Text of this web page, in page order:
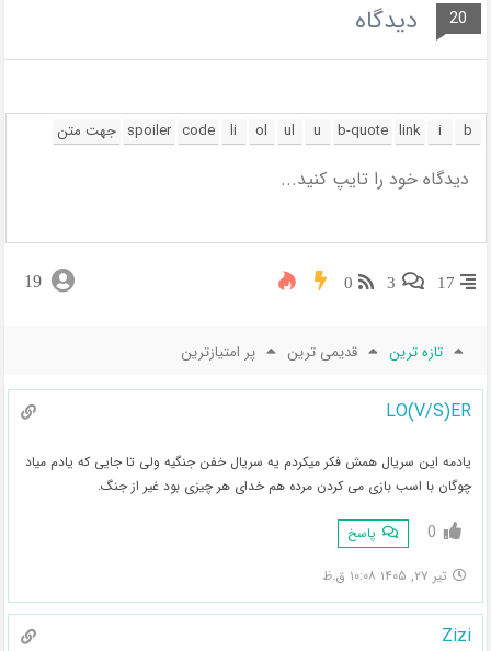
20 دیدگاه
17
3
0
19
تازه ترین قدیمی ترین پر امتیازترین
LO(V/S)ER
یادمه این سریال همش فکر میکردم یه سریال خفن جنگیه ولی تا جایی که یادم میاد
چوگان با اسب بازی می کردن مرده هم خدای هر چیزی بود غیر از جنگ.
0 پاسخ
تیر ۲۷, ۱۴۰۵ ۱۰:۰۸ ق.ظ
Zizi